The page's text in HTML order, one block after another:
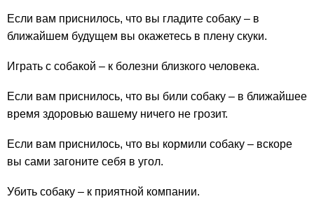
Если вам приснилось, что вы гладите собаку – в
ближайшем будущем вы окажетесь в плену скуки.
Играть с собакой – к болезни близкого человека.
Если вам приснилось, что вы били собаку – в ближайшее
время здоровью вашему ничего не грозит.
Если вам приснилось, что вы кормили собаку – вскоре
вы сами загоните себя в угол.
Убить собаку – к приятной компании.